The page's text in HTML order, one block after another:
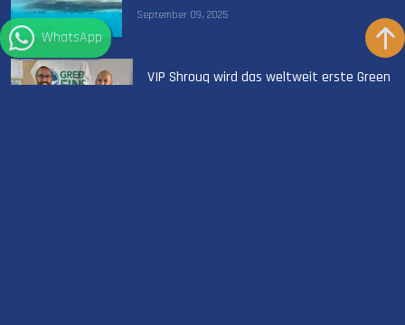
September 09, 2025
VIP Shrouq wird das weltweit erste Green
WhatsApp